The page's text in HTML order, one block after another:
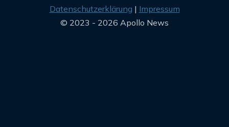
Datenschutzerklärung
Impressum
© 2023 - 2026 Apollo News